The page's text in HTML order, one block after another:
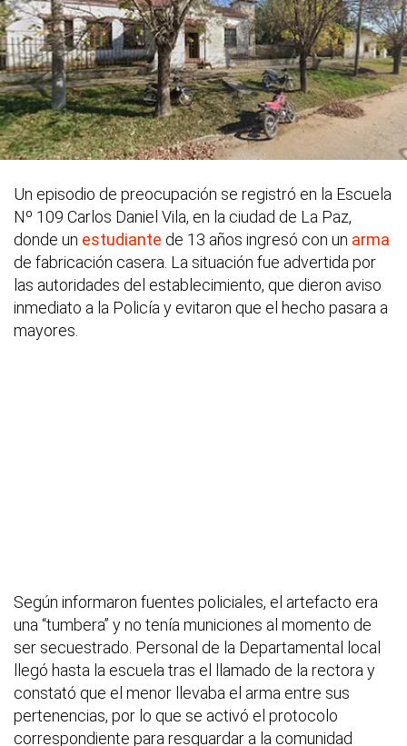
Un episodio de preocupación se registró en la Escuela
Nº 109 Carlos Daniel Vila, en la ciudad de La Paz,
donde un estudiante de 13 años ingresó con un arma
de fabricación casera. La situación fue advertida por
las autoridades del establecimiento, que dieron aviso
inmediato a la Policía y evitaron que el hecho pasara a
mayores.
Según informaron fuentes policiales, el artefacto era
una “tumbera” y no tenía municiones al momento de
ser secuestrado. Personal de la Departamental local
llegó hasta la escuela tras el llamado de la rectora y
constató que el menor llevaba el arma entre sus
pertenencias, por lo que se activó el protocolo
correspondiente para resguardar a la comunidad